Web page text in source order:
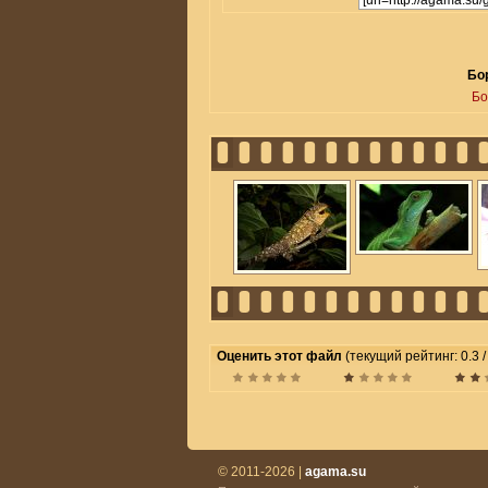
Оценить этот файл (текущий рейтинг: 0.3
© 2011-2026 | agama.su